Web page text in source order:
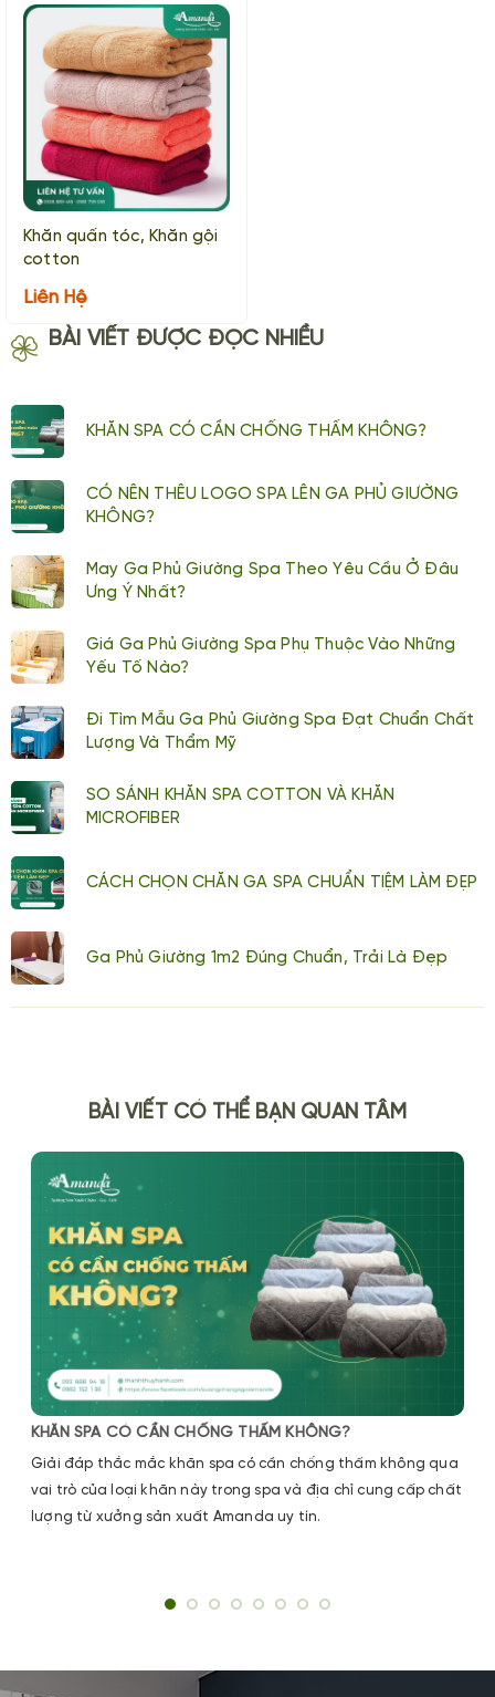
Khăn quấn tóc, Khăn gội
cotton
Liên Hệ
BÀI VIẾT ĐƯỢC ĐỌC NHIỀU
KHĂN SPA CÓ CẦN CHỐNG THẤM KHÔNG?
CÓ NÊN THÊU LOGO SPA LÊN GA PHỦ GIƯỜNG
KHÔNG?
May Ga Phủ Giường Spa Theo Yêu Cầu Ở Đâu
Ưng Ý Nhất?
Giá Ga Phủ Giường Spa Phụ Thuộc Vào Những
Yếu Tố Nào?
Đi Tìm Mẫu Ga Phủ Giường Spa Đạt Chuẩn Chất
Lượng Và Thẩm Mỹ
SO SÁNH KHĂN SPA COTTON VÀ KHĂN
MICROFIBER
CÁCH CHỌN CHĂN GA SPA CHUẨN TIỆM LÀM ĐẸP
Ga Phủ Giường 1m2 Đúng Chuẩn, Trải Là Đẹp
BÀI VIẾT CÓ THỂ BẠN QUAN TÂM
KHĂN SPA CÓ CẦN CHỐNG THẤM KHÔNG?
Giải đáp thắc mắc khăn spa có cần chống thấm không qua
vai trò của loại khăn này trong spa và địa chỉ cung cấp chất
lượng từ xưởng sản xuất Amanda uy tín.